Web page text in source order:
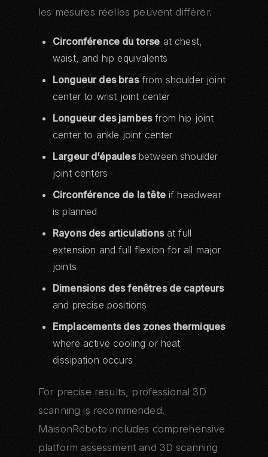
les mesures réelles peuvent différer.
Circonférence du torse at chest,
waist, and hip equivalents
Longueur des brasfrom shoulder joint
center to wrist joint center
Longueur des jambesfrom hip joint
center to ankle joint center
Largeur d’épaulesbetween shoulder
joint centers
Circonférence de la têteif headwear
is planned
Rayons des articulationsat full
extension and full flexion for all major
joints
Dimensions des fenêtres de capteurs
and precise positions
Emplacements des zones thermiques
where active cooling or heat
dissipation occurs
For precise results, professional 3D
scanning is recommended.
MaisonRoboto includes comprehensive
platform assessment and 3D scanning